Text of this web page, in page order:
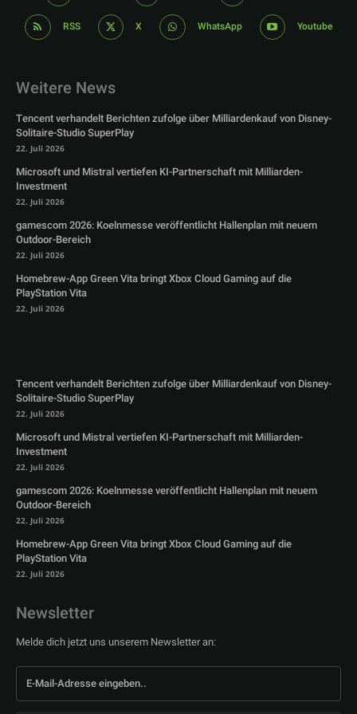
RSS X WhatsApp Youtube
Weitere News
Tencent verhandelt Berichten zufolge über Milliardenkauf von Disney-
Solitaire-Studio SuperPlay
22. Juli 2026
Microsoft und Mistral vertiefen KI-Partnerschaft mit Milliarden-
Investment
22. Juli 2026
gamescom 2026: Koelnmesse veröffentlicht Hallenplan mit neuem
Outdoor-Bereich
22. Juli 2026
Homebrew-App Green Vita bringt Xbox Cloud Gaming auf die
PlayStation Vita
22. Juli 2026
Tencent verhandelt Berichten zufolge über Milliardenkauf von Disney-
Solitaire-Studio SuperPlay
22. Juli 2026
Microsoft und Mistral vertiefen KI-Partnerschaft mit Milliarden-
Investment
22. Juli 2026
gamescom 2026: Koelnmesse veröffentlicht Hallenplan mit neuem
Outdoor-Bereich
22. Juli 2026
Homebrew-App Green Vita bringt Xbox Cloud Gaming auf die
PlayStation Vita
22. Juli 2026
Newsletter
Melde dich jetzt uns unserem Newsletter an: